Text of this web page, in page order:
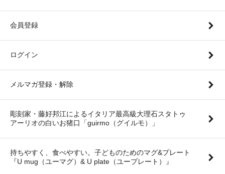
会員登録
ログイン
メルマガ登録・解除
彫刻家・藤好邦江によるイタリア最高級大理石スタトゥ
アーリオの白いお猪口「guirmo（グイルモ）」
持ちやすく、食べやすい。子どものためのマグ&プレート
『U mug（ユーマグ）& U plate（ユープレート）』